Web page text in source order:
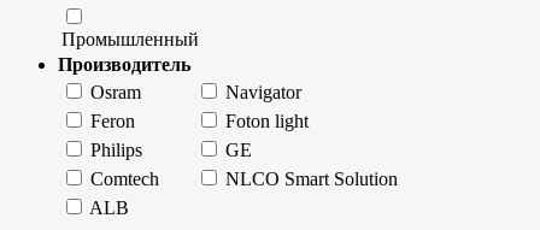
Промышленный
Производитель
Osram
Navigator
Feron
Foton light
Philips
GE
Comtech
NLCO Smart Solution
ALB